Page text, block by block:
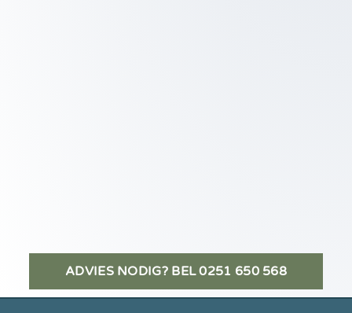
ADVIES NODIG? BEL 0251 650 568